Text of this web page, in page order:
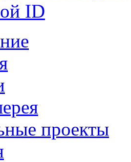
ID
проекты